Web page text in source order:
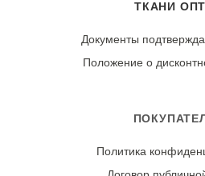
ТКАНИ
Документы
Положение о
Политика